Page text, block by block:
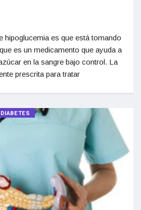
hipoglucemia es que está tomando
es un medicamento que ayuda a
en la sangre bajo control. La
prescrita para tratar